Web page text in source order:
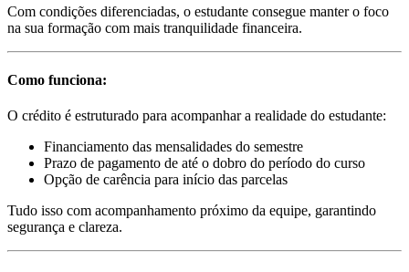
Com condições diferenciadas, o estudante consegue manter o foco
na sua formação com mais tranquilidade financeira.
Como funciona:
O crédito é estruturado para acompanhar a realidade do estudante:
Financiamento das mensalidades do semestre
Prazo de pagamento de até o dobro do período do curso
Opção de carência para início das parcelas
Tudo isso com acompanhamento próximo da equipe, garantindo
segurança e clareza.